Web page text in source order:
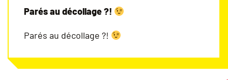
Parés au décollage ?!
Parés au décollage ?!